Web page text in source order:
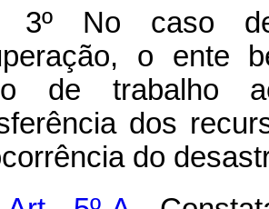
3º No caso
o ente
de trabalho
dos
do